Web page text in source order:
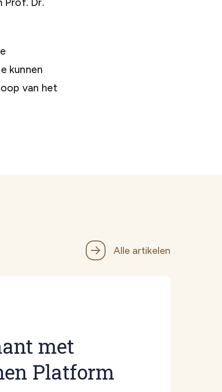
kunnen
van het
Alle artikelen
met
Platform